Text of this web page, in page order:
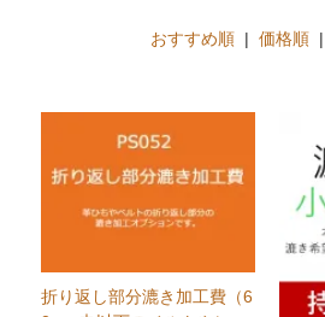
おすすめ順| 価格順|
折り返し部分漉き加工費（6